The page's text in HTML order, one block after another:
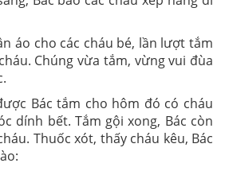
áo cho các cháu bé, lần lượt tắm
Chúng vừa tắm, vừng vui đùa
Bác tắm cho hôm đó có cháu
dính bết. Tắm gội xong, Bác còn
Thuốc xót, thấy cháu kêu, Bác